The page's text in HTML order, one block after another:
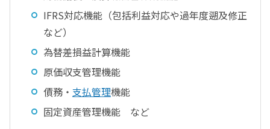
IFRS対応機能（包括利益対応や過年度遡及修正
など）
為替差損益計算機能
原価収支管理機能
債務・ 支払管理機能
固定資産管理機能 など